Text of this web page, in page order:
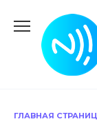
содержанию
ГЛАВНАЯ